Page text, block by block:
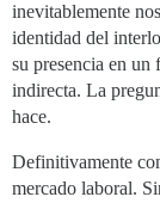
inevitablemente
identidad del
su presencia en un
indirecta. La
hace.
Definitivamente
mercado laboral.